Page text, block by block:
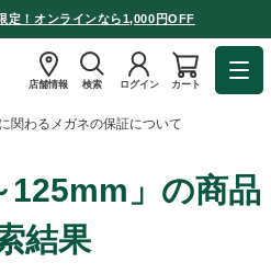
定！オンラインなら1,000円OFF
店舗情報 検索 ログイン カート
関わるメガネの保証について
125mm」の商品
結果